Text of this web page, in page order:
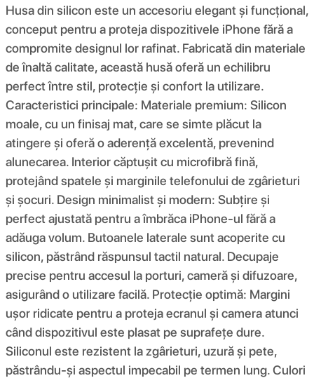
Husa din silicon este un accesoriu elegant și funcțional,
conceput pentru a proteja dispozitivele iPhone fără a
compromite designul lor rafinat. Fabricată din materiale
de înaltă calitate, această husă oferă un echilibru
perfect între stil, protecție și confort la utilizare.
Caracteristici principale: Materiale premium: Silicon
moale, cu un finisaj mat, care se simte plăcut la
atingere și oferă o aderență excelentă, prevenind
alunecarea. Interior căptușit cu microfibră fină,
protejând spatele și marginile telefonului de zgârieturi
și șocuri. Design minimalist și modern: Subțire și
perfect ajustată pentru a îmbrăca iPhone-ul fără a
adăuga volum. Butoanele laterale sunt acoperite cu
silicon, păstrând răspunsul tactil natural. Decupaje
precise pentru accesul la porturi, cameră și difuzoare,
asigurând o utilizare facilă. Protecție optimă: Margini
ușor ridicate pentru a proteja ecranul și camera atunci
când dispozitivul este plasat pe suprafețe dure.
Siliconul este rezistent la zgârieturi, uzură și pete,
păstrându-și aspectul impecabil pe termen lung. Culori